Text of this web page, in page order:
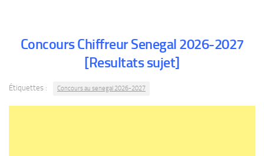
Concours Chiffreur Senegal 2026-2027
[Resultats sujet]
Étiquettes : Concours au senegal 2026-2027